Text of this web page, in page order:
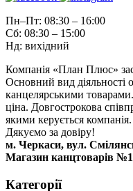
Пн–Пт: 08:30 – 16:00
Сб: 08:30 – 15:00
Нд: вихідний
Компанія «План Плюс»
Основний вид діяльності
канцелярськими
ціна. Довгострокова
якими керується компанія.
Дякуємо за довіру!
м. Черкаси, вул.
Магазин канцтоварів №1
Категорії